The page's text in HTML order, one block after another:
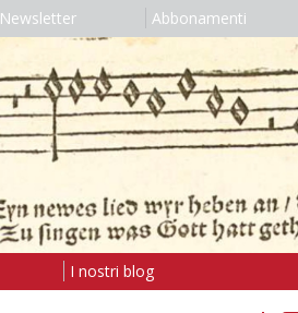
Newsletter Abbonamenti
I nostri blog